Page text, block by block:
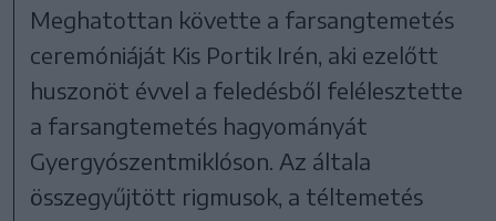
Meghatottan követte a farsangtemetés
ceremóniáját Kis Portik Irén, aki ezelőtt
huszonöt évvel a feledésből felélesztette
a farsangtemetés hagyományát
Gyergyószentmiklóson. Az általa
összegyűjtött rigmusok, a téltemetés